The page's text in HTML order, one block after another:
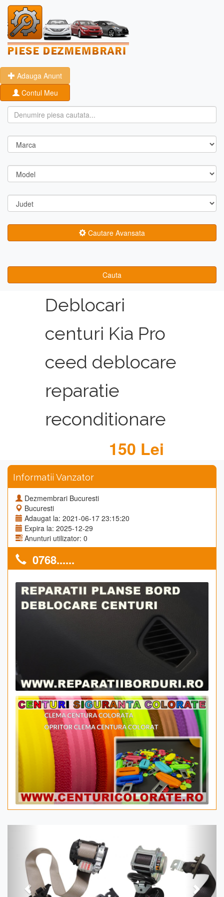
Adauga Anunt
Contul Meu
Cautare Avansata
Cauta
Deblocari
centuri Kia Pro
ceed deblocare
reparatie
reconditionare
150 Lei
Informatii Vanzator
Dezmembrari Bucuresti
Bucuresti
Adaugat la: 2021-06-17 23:15:20
Expira la: 2025-12-29
Anunturi utilizator: 0
0768......